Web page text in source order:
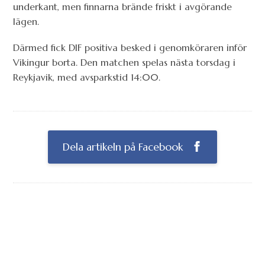
underkant, men finnarna brände friskt i avgörande
lägen.
Därmed fick DIF positiva besked i genomköraren inför
Vikingur borta. Den matchen spelas nästa torsdag i
Reykjavik, med avsparkstid 14:00.
Dela artikeln på Facebook